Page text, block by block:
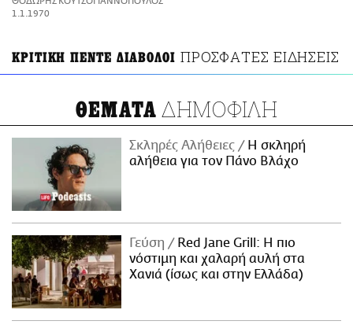
ΑΜΠΑ
1.1.1970
ΚΡΙΤΙΚΗ ΠΕΝΤΕ ΔΙΑΒΟΛΟΙ ΠΡΟΣΦΑΤΕΣ ΕΙΔΗΣΕΙΣ
ΘΕΜΑΤΑ ΔΗΜΟΦΙΛΗ
Σκληρές Αλήθειες
H σκληρή
αλήθεια για τον Πάνο Βλάχο
Γεύση
Red Jane Grill: Η πιο
νόστιμη και χαλαρή αυλή στα
Χανιά (ίσως και στην Ελλάδα)